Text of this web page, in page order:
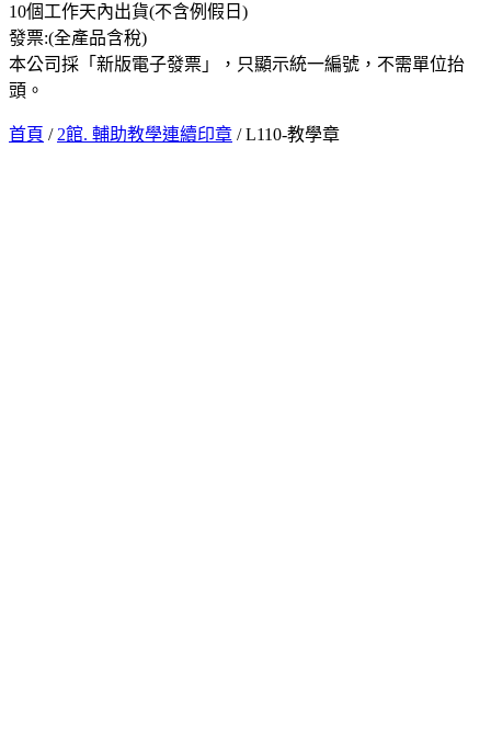
10個工作天內出貨(不含例假日)
發票:(全產品含稅)
本公司採「新版電子發票」，只顯示統一編號，不需單位抬
頭。
首頁 / 2館. 輔助教學連續印章 / L110-教學章